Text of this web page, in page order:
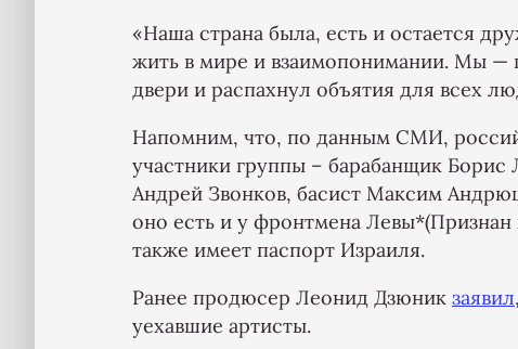
«Наша страна была, есть и остается
жить в мире и взаимопонимании. Мы —
двери и распахнул объятия для всех
Напомним, что, по данным СМИ,
участники группы – барабанщик
Андрей Звонков, басист Максим
оно есть и у фронтмена
также имеет паспорт Израиля.
Ранее продюсер Леонид Дзюник заявил
уехавшие артисты.